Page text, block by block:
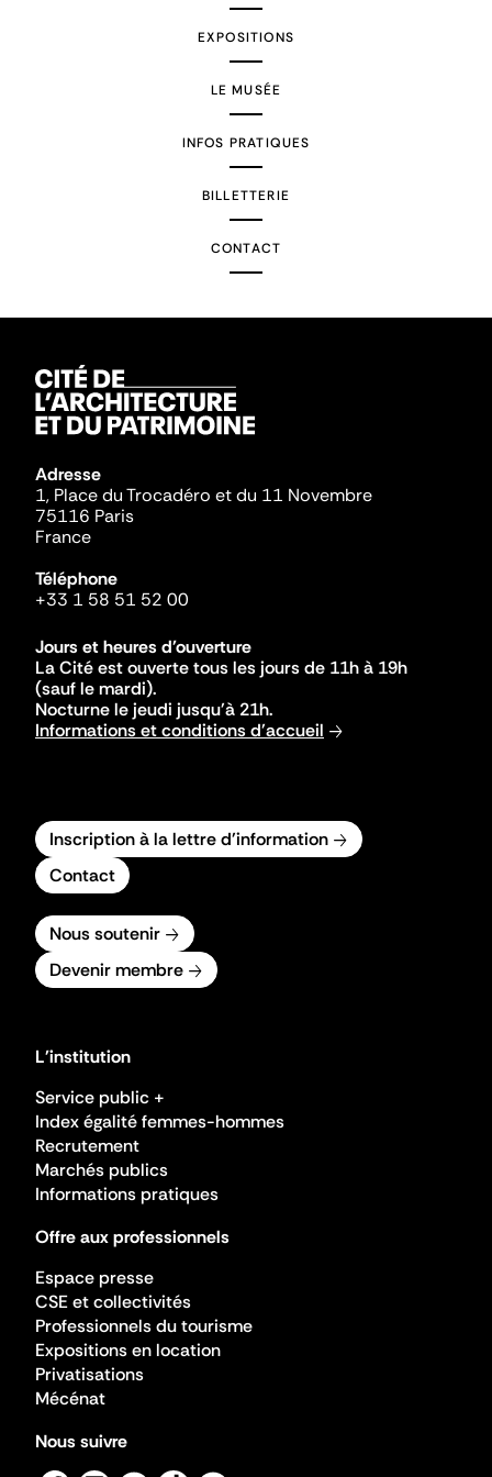
EXPOSITIONS
LE MUSÉE
INFOS PRATIQUES
BILLETTERIE
CONTACT
Adresse
1, Place du Trocadéro et du 11 Novembre
75116 Paris
France
Téléphone
+33 1 58 51 52 00
Jours et heures d'ouverture
La Cité est ouverte tous les jours de 11h à 19h
(sauf le mardi).
Nocturne le jeudi jusqu'à 21h.
Informations et conditions d'accueil
Inscription à la lettre d'information
Contact
Nous soutenir
Devenir membre
L'institution
Service public +
Index égalité femmes-hommes
Recrutement
Marchés publics
Informations pratiques
Offre aux professionnels
Espace presse
CSE et collectivités
Professionnels du tourisme
Expositions en location
Privatisations
Mécénat
Nous suivre